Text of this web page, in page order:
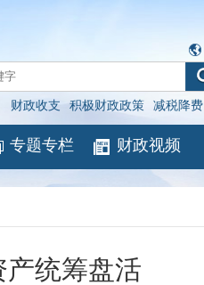
财政收支 积极财政政策 减税降费
专题专栏 财政视频
产统筹盘活